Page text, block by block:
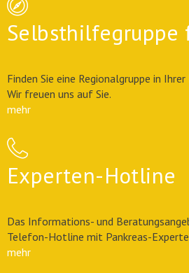
Selbsthilfegruppe
Finden Sie eine Regionalgruppe in Ihrer
Wir freuen uns auf Sie.
mehr
Experten-Hotline
Das Informations- und
Telefon-Hotline mit Pankreas-
mehr